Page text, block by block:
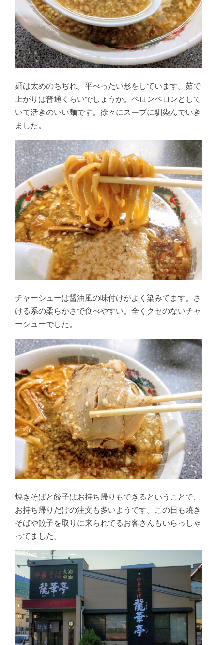
麺は太めのちぢれ。平べったい形をしています。茹で
上がりは普通くらいでしょうか。ペロンペロンとして
いて活きのいい麺です。徐々にスープに馴染んでいき
ました。
チャーシューは醤油風の味付けがよく染みてます。さ
ける系の柔らかさで食べやすい。全くクセのないチャ
ーシューでした。
焼きそばと餃子はお持ち帰りもできるということで、
お持ち帰りだけの注文も多いようです。この日も焼き
そばや餃子を取りに来られてるお客さんもいらっしゃ
ってました。